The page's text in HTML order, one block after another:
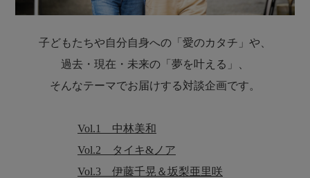
Mariaちゃん Ruthちゃん
Asia
子どもたちや自分自身への「愛のカタチ」や、​​
過去・現在・未来の「夢を叶える」、​
そんなテーマでお届けする対談企画です。
Vol.1 中林美和
Vol.2 タイキ&ノア
Vol.3 伊藤千晃＆坂梨亜里咲